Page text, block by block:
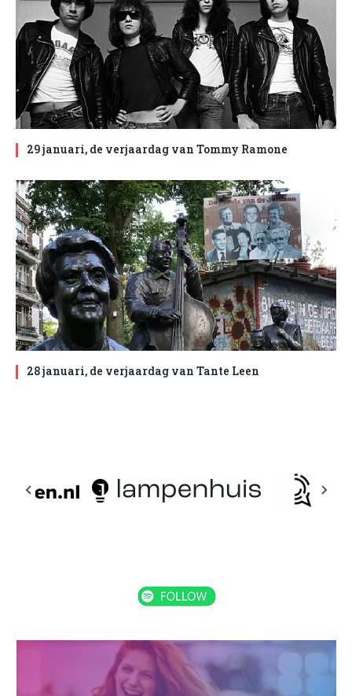
29 januari, de verjaardag van Tommy Ramone
28 januari, de verjaardag van Tante Leen